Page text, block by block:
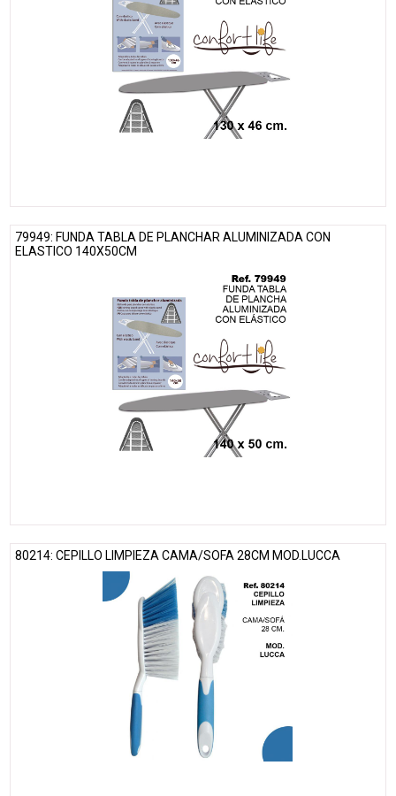
79949: FUNDA TABLA DE PLANCHAR ALUMINIZADA CON
ELASTICO 140X50CM
80214: CEPILLO LIMPIEZA CAMA/SOFA 28CM MOD.LUCCA